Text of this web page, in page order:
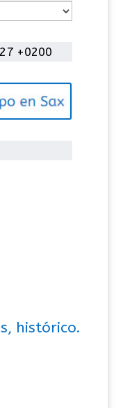
+0200
histórico.